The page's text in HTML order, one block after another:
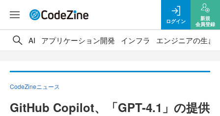
ログイン
新規
会員登録
AI アプリケーション開発 インフラ エンジニアの生き
CodeZineニュース
GitHub Copilot、「GPT-4.1」の提供